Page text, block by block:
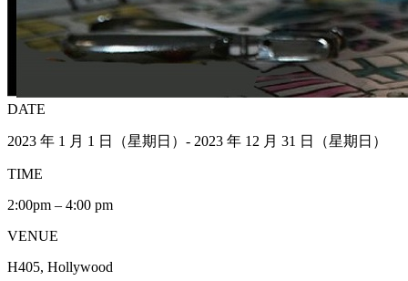
DATE
2023 年 1 月 1 日（星期日）- 2023 年 12 月 31 日（星期日）
TIME
2:00pm – 4:00 pm
VENUE
H405, Hollywood